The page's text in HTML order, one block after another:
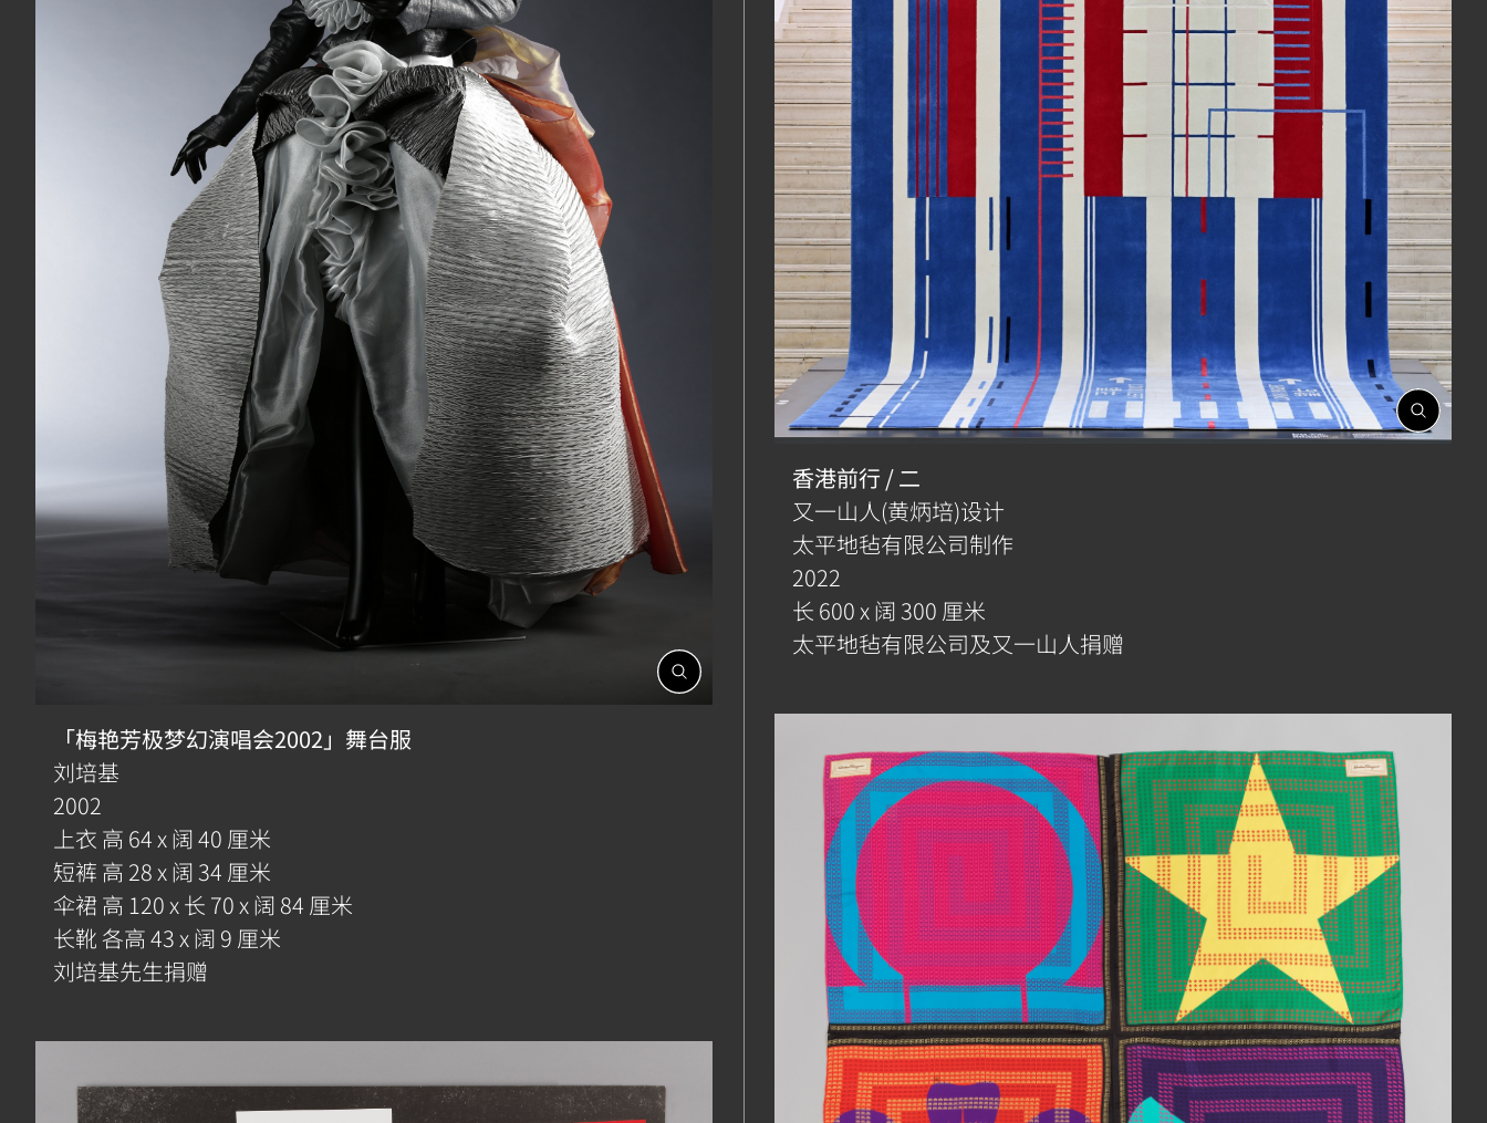
開
啟
「梅艳芳极梦幻演唱会2002」舞台服
刘培基
2002
上衣 高 64 x 阔 40 厘米
短裤 高 28 x 阔 34 厘米
伞裙 高 120 x 长 70 x 阔 84 厘米
长靴 各高 43 x 阔 9 厘米
刘培基先生捐赠
開
啟
香港前行 / 二
又一山人(黄炳培)设计
太平地毡有限公司制作
2022
长 600 x 阔 300 厘米
太平地毡有限公司及又一山人捐赠